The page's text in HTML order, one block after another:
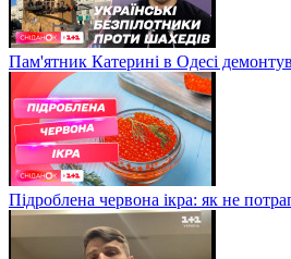
Пам'ятник Катерині в Одесі
Підроблена червона ікра: як не